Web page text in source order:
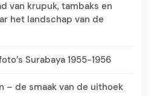
van krupuk, tambaks en
het landschap van de
Surabaya 1955-1956
– de smaak van de uithoek